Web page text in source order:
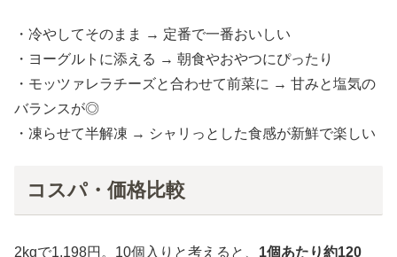
・冷やしてそのまま → 定番で一番おいしい
・ヨーグルトに添える → 朝食やおやつにぴったり
・モッツァレラチーズと合わせて前菜に → 甘みと塩気の
バランスが◎
・凍らせて半解凍 → シャリっとした食感が新鮮で楽しい
コスパ・価格比較
2kgで1,198円。10個入りと考えると、 1個あたり約120